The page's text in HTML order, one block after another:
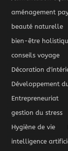
aménagement
beauté naturelle
bien-être
conseils voyage
Décoration
Développement
Entrepreneuriat
gestion du stress
Hygiène de vie
intelligence